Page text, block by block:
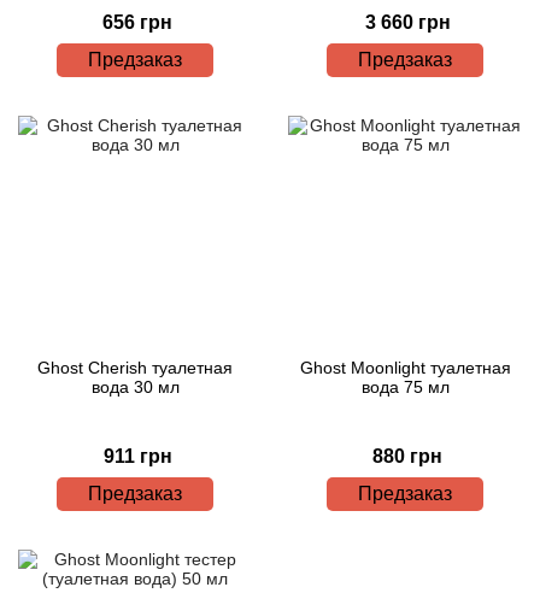
656 грн
Предзаказ
3 660 грн
Предзаказ
Ghost Cherish туалетная
вода 30 мл
911 грн
Предзаказ
Ghost Moonlight туалетная
вода 75 мл
880 грн
Предзаказ